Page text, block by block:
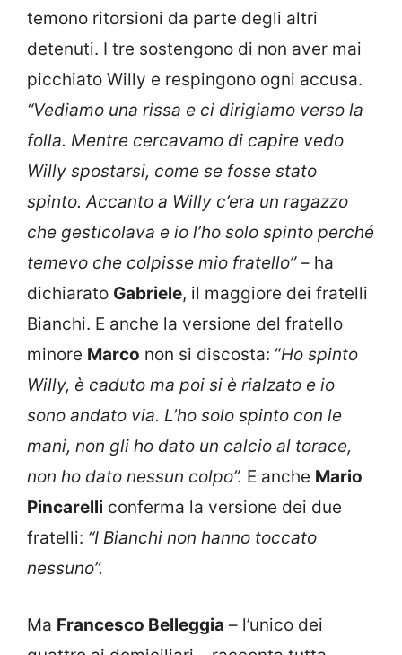
temono ritorsioni da parte degli altri
detenuti. I tre sostengono di non aver mai
picchiato Willy e respingono ogni accusa.
“Vediamo una rissa e ci dirigiamo verso la
folla. Mentre cercavamo di capire vedo
Willy spostarsi, come se fosse stato
spinto. Accanto a Willy c’era un ragazzo
che gesticolava e io l’ho solo spinto perché
temevo che colpisse mio fratello”– ha
dichiarato Gabriele, il maggiore dei fratelli
Bianchi. E anche la versione del fratello
minore Marco non si discosta: “Ho spinto
Willy, è caduto ma poi si è rialzato e io
sono andato via. L’ho solo spinto con le
mani, non gli ho dato un calcio al torace,
non ho dato nessun colpo”. E anche Mario
Pincarelli conferma la versione dei due
fratelli: “I Bianchi non hanno toccato
nessuno”.
Ma Francesco Belleggia – l’unico dei